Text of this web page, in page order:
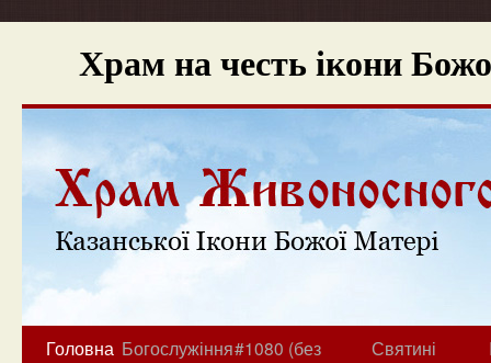
Храм на честь ікони
Головна Богослужіння#1080 (без
Святині